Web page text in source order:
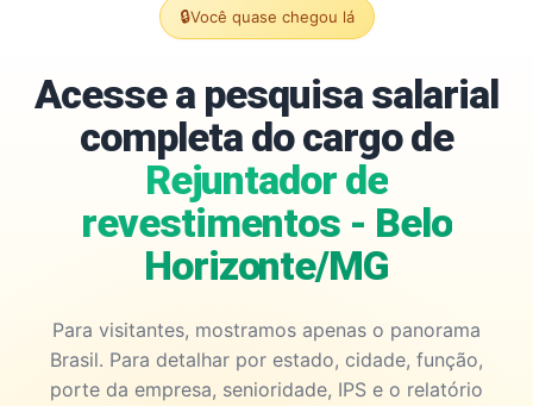
🔒Você quase chegou lá
Acesse a pesquisa salarial
completa do cargo de
Rejuntador de
revestimentos - Belo
Horizonte/MG
Para visitantes, mostramos apenas o panorama
Brasil. Para detalhar por estado, cidade, função,
porte da empresa, senioridade, IPS e o relatório